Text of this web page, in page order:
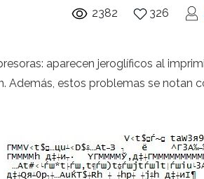
2382 326
aparecen jeroglíficos al
Además, estos problemas se notan